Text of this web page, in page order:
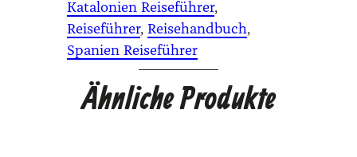
Katalonien Reiseführer
Reiseführer, Reisehandbuch
Spanien Reiseführer
Ähnliche Produkte